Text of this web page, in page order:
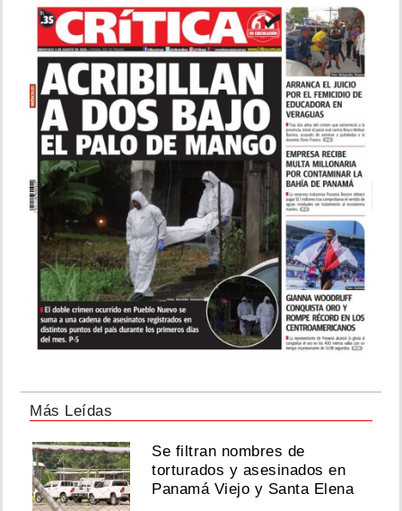
Más Leídas
Se filtran nombres de
torturados y asesinados en
Panamá Viejo y Santa Elena